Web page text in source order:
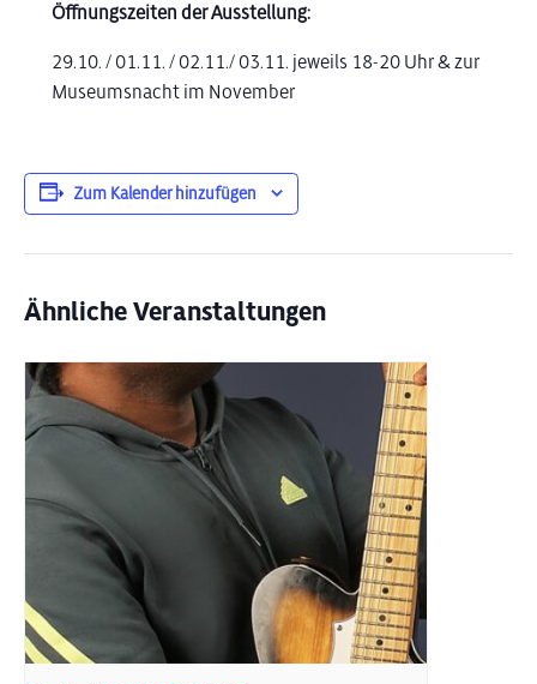
Öffnungszeiten der Ausstellung:
29.10. / 01.11. / 02.11./ 03.11. jeweils 18-20 Uhr & zur
Museumsnacht im November
Zum Kalender hinzufügen
Ähnliche Veranstaltungen